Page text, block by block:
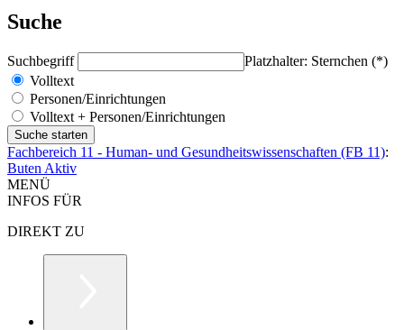
Suche
Suchbegriff
Platzhalter: Sternchen (*)
Volltext
Personen/Einrichtungen
Volltext + Personen/Einrichtungen
Fachbereich 11 - Human- und Gesundheitswissenschaften (FB 11):
Buten Aktiv
MENÜ
INFOS FÜR
DIREKT ZU